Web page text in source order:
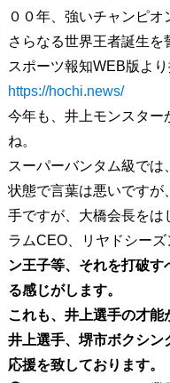
００年、強いチャンピ
さらなる世界王者誕生を
スポーツ報知WEB版よ
https://hochi.news/
今年も、井上モンスター
ね。
スーパーバンタム級で
状態で言葉は悪いですが
手ですが、大橋会長をは
ラムCEO、リヤドシーズ
ン王子等、それを打破
る感じがします。
これも、井上選手の才能
井上選手、堺市ボクシン
応援を致しております。